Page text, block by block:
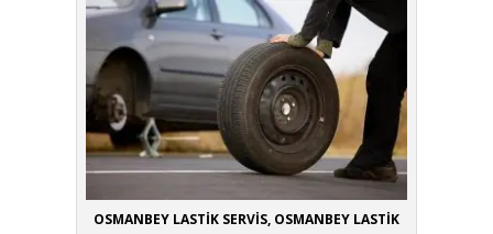
OSMANBEY LASTİK SERVİS, OSMANBEY LASTİK